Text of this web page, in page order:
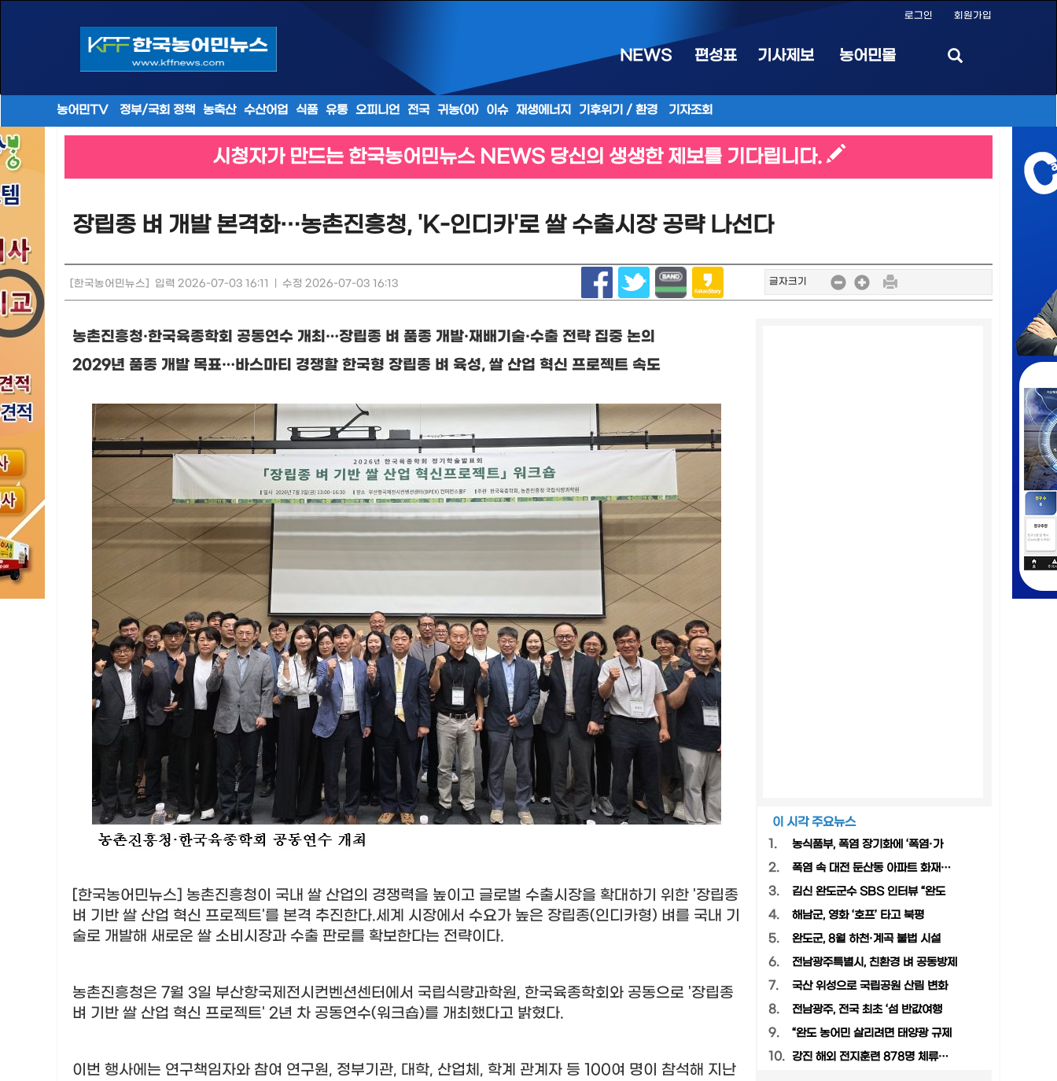
로그인 회원가입
NEWS 편성표 기사제보 농어민몰
농어민TV 정부/국회 정책 농축산 수산어업 식품 유통 오피니언 전국 귀농(어) 이슈 재생에너지 기후위기 / 환경 기자조회
시청자가 만드는 한국농어민뉴스 NEWS 당신의 생생한 제보를 기다립니다.
장립종 벼 개발 본격화…농촌진흥청, 'K-인디카'로 쌀 수출시장 공략 나선다
[한국농어민뉴스] 입력 2026-07-03 16:11 수정 2026-07-03 16:13 글자크기
농촌진흥청·한국육종학회 공동연수 개최 …장립종 벼 품종 개발·재배기술·수출 전략 집중 논의
2029년 품종 개발 목표… 바스마티 경쟁할 한국형 장립종 벼 육성, 쌀 산업 혁신 프로젝트 속도
[한국농어민뉴스] 농촌진흥청이 국내 쌀 산업의 경쟁력을 높이고 글로벌 수출시장을 확대하기 위한 '장립종
벼 기반 쌀 산업 혁신 프로젝트'를 본격 추진한다.세계 시장에서 수요가 높은 장립종(인디카형) 벼를 국내 기
술로 개발해 새로운 쌀 소비시장과 수출 판로를 확보한다는 전략이다.
농촌진흥청은 7월 3일 부산항국제전시컨벤션센터에서 국립식량과학원, 한국육종학회와 공동으로 '장립종
벼 기반 쌀 산업 혁신 프로젝트' 2년 차 공동연수(워크숍)를 개최했다고 밝혔다.
이번 행사에는 연구책임자와 참여 연구원, 정부기관, 대학, 산업체 , 학계 관계자 등 100여 명이 참석해 지난
이 시각 주요뉴스
1.
농식품부, 폭염 장기화에 ‘폭염·가
2. 폭염 속 대전 둔산동 아파트 화재…
3. 김신 완도군수 SBS 인터뷰 “완도
4. 해남군, 영화 ‘호프’ 타고 북평
5. 완도군, 8월 하천·계곡 불법 시설
6. 전남광주특별시, 친환경 벼 공동방제
7. 국산 위성으로 국립공원 산림 변화
8. 전남광주, 전국 최초 ‘섬 반값여행
9. “완도 농어민 살리려면 태양광 규제
10. 강진 해외 전지훈련 878명 체류…